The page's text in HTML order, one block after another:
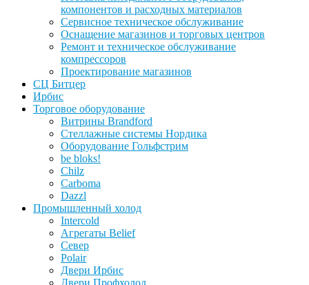
компонентов и расходных материалов
Сервисное техническое обслуживание
Оснащение магазинов и торговых центров
Ремонт и техническое обслуживание
компрессоров
Проектирование магазинов
СЦ Битцер
Ирбис
Торговое оборудование
Витрины Brandford
Стеллажные системы Нордика
Оборудование Гольфстрим
be bloks!
Chilz
Carboma
Dazzl
Промышленный холод
Intercold
Агрегаты Belief
Север
Polair
Двери Ирбис
Двери Профхолод